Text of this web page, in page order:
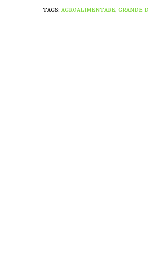
TAGS: AGROALIMENTARE, GRANDE